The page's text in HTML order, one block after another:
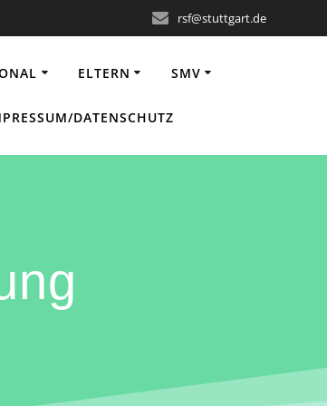
rsf@stuttgart.de
ELTERN SMV
DATENSCHUTZ